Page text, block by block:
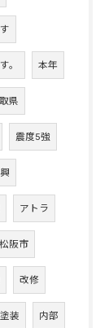
。 本年
県
震度5強
アトラ
松阪市
改修
装 内部